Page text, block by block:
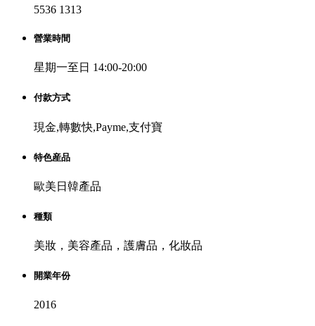
5536 1313
營業時間
星期一至日 14:00-20:00
付款方式
現金,轉數快,Payme,支付寶
特色産品
歐美日韓產品
種類
美妝，美容產品，護膚品，化妝品
開業年份
2016